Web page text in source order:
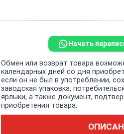
Начать
Обмен или возврат товара
календарных дней со дня
если он не был в употреблении,
заводская упаковка,
ярлыки, а также документ,
приобретения товара.